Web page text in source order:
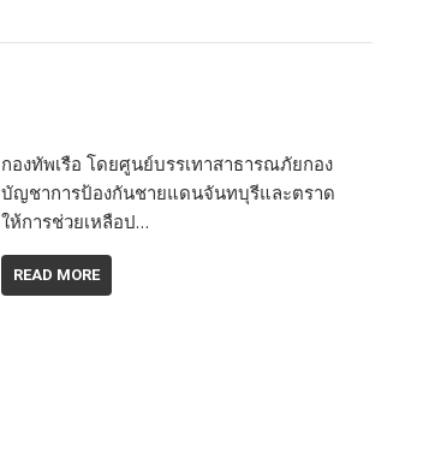
กองทัพเรือ โดยศูนย์บรรเทาสาธารณภัยกอง
บัญชาการป้องกันชายแดนจันทบุรีและตราด
ให้การช่วยเหลือป…
READ MORE